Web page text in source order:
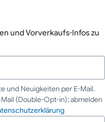
und Vorverkaufs-Infos zu
und Neuigkeiten per E-Mail.
(Double-Opt-in); abmelden